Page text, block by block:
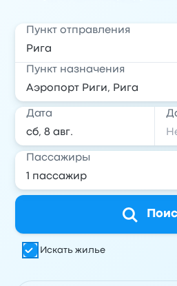
Пункт отправления
Пункт назначения
Дата
Пассажиры
Искать жилье